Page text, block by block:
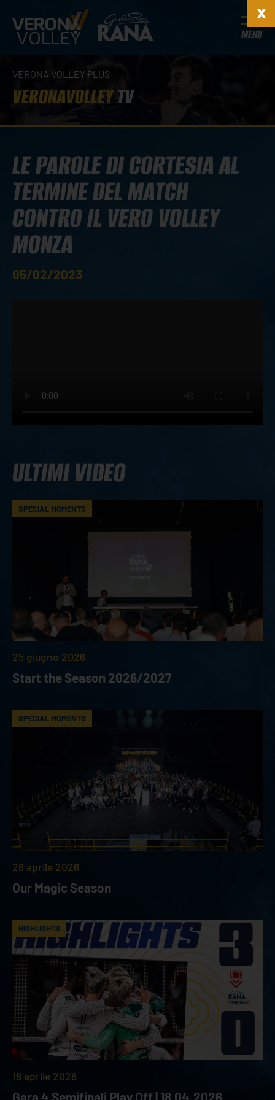
MENU
VERONA VOLLEY PLUS
VERONAVOLLEYTV
LE PAROLE DI CORTESIA AL
TERMINE DEL MATCH
CONTRO IL VERO VOLLEY
MONZA
05/02/2023
ULTIMI VIDEO
SPECIAL MOMENTS
25 giugno 2026
Start the Season 2026/2027
SPECIAL MOMENTS
28 aprile 2026
Our Magic Season
HIGHLIGHTS
18 aprile 2026
Gara 4 Semifinali Play Off | 18.04.2026